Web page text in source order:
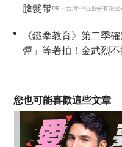
臉髮帶PR・台灣中油股份有限公
《鐵拳教育》第二季
彈」等著拍！金武烈不
您也可能喜歡這些文章